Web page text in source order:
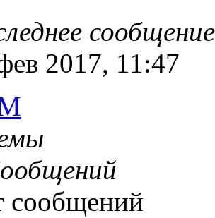
сообщение
2017, 11:47
сообщений